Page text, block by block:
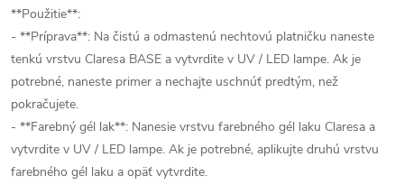
**Použitie**:
- **Príprava**: Na čistú a odmastenú nechtovú platničku naneste
tenkú vrstvu Claresa BASE a vytvrdite v UV / LED lampe. Ak je
potrebné, naneste primer a nechajte uschnúť predtým, než
pokračujete.
- **Farebný gél lak**: Nanesie vrstvu farebného gél laku Claresa a
vytvrdite v UV / LED lampe. Ak je potrebné, aplikujte druhú vrstvu
farebného gél laku a opäť vytvrdite.